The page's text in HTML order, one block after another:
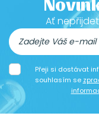
Ať
Přeji si dostávat
souhlasím se